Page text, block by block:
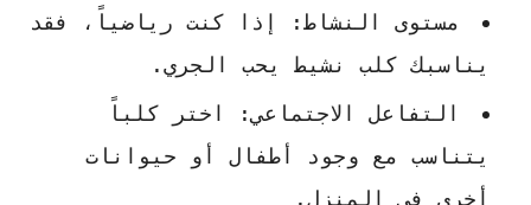
مستوى النشاط:
إذا كنت رياضياً، فقد
يناسبك كلب نشيط يحب الجري.
التفاعل الاجتماعي:
اختر كلباً
يتناسب مع وجود أطفال أو حيوانات
أخرى في المنزل.